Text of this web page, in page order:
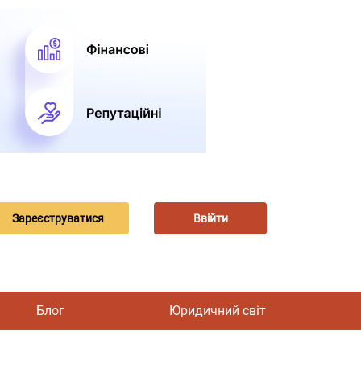
Зареєструватися Ввійти
Блог Юридичний світ